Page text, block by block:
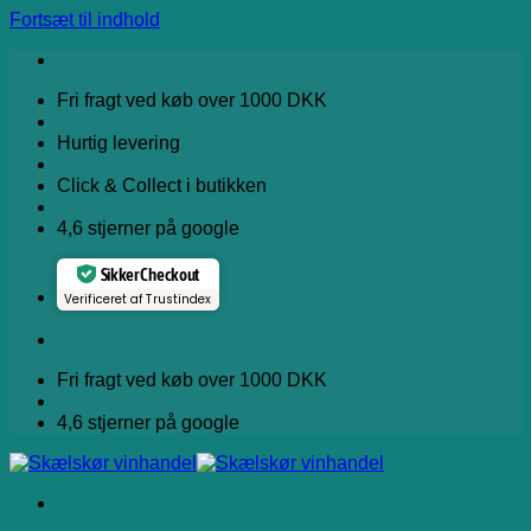
Fortsæt til indhold
Fri fragt ved køb over 1000 DKK
Hurtig levering
Click & Collect i butikken
4,6 stjerner på google
Sikker Checkout
Verificeret af Trustindex
Fri fragt ved køb over 1000 DKK
4,6 stjerner på google